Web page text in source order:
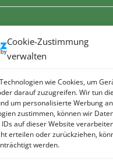
Cookie-Zustimmung
verwalten
wie Cookies, um
darauf zuzugreifen. Wir tun
um personalisierte Werbung
zustimmen, können wir
auf dieser Website
erteilen oder zurückziehen,
werden.
(EU)